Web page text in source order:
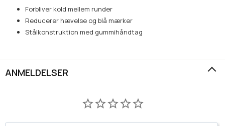
Forbliver kold mellem runder
Reducerer hævelse og blå mærker
Stålkonstruktion med gummihåndtag
ANMELDELSER